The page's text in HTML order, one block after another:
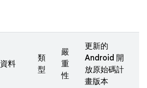
料
類
型
嚴
重
性
更新的
Android 開
放原始碼計
畫版本